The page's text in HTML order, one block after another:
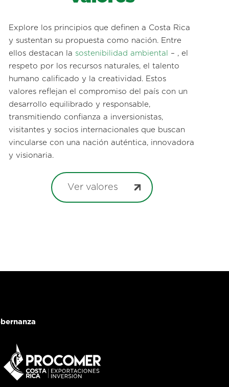
Explore los principios que definen a Costa Rica
y sustentan su propuesta como nación. Entre
ellos destacan la sostenibilidad ambiental
– , el
respeto por los recursos naturales, el talento
humano calificado y la creatividad. Estos
valores reflejan el compromiso del país con un
desarrollo equilibrado y responsable,
transmitiendo confianza a inversionistas,
visitantes y socios internacionales que buscan
vincularse con una nación auténtica, innovadora
y visionaria.
Ver valores